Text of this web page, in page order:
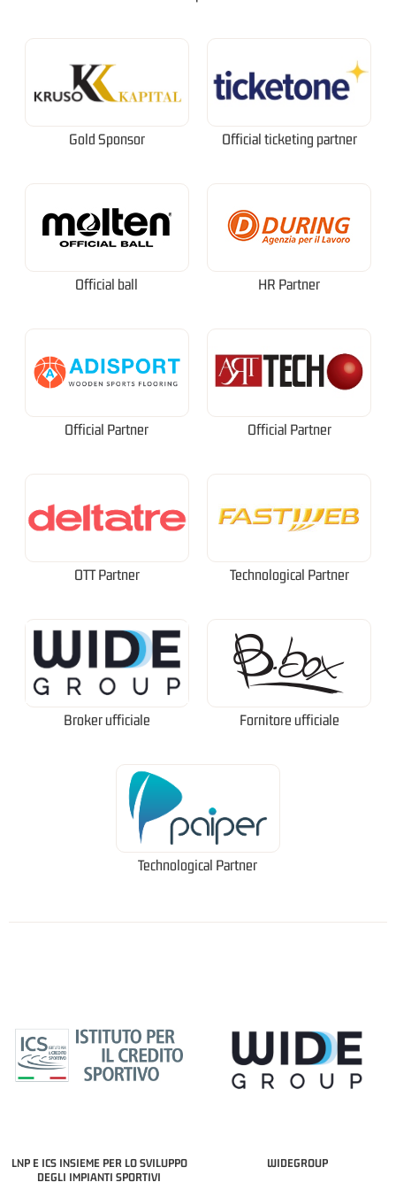
Gold Sponsor Official ticketing partner
Official ball HR Partner
Official Partner Official Partner
OTT Partner Technological Partner
Broker ufficiale Fornitore ufficiale
Technological Partner
LNP E ICS INSIEME PER LO SVILUPPO
DEGLI IMPIANTI SPORTIVI
WIDEGROUP